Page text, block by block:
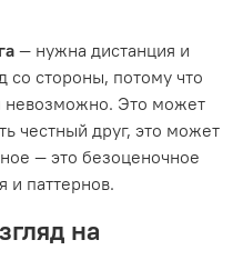
— нужна дистанция и
со стороны, потому что
невозможно. Это может
честный друг, это может
— это безоценочное
и паттернов.
на